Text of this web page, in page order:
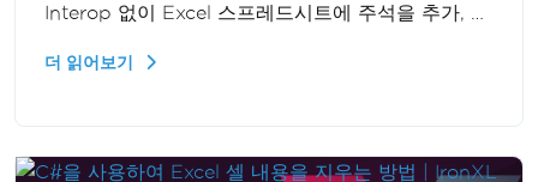
Interop 없이 Excel 스프레드시트에 주석을 추가, 편
더 읽어보기